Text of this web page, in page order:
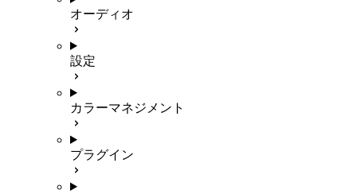
オーディオ
設定
カラーマネジメント
プラグイン